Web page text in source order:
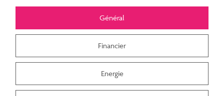
Général
Financier
Energie